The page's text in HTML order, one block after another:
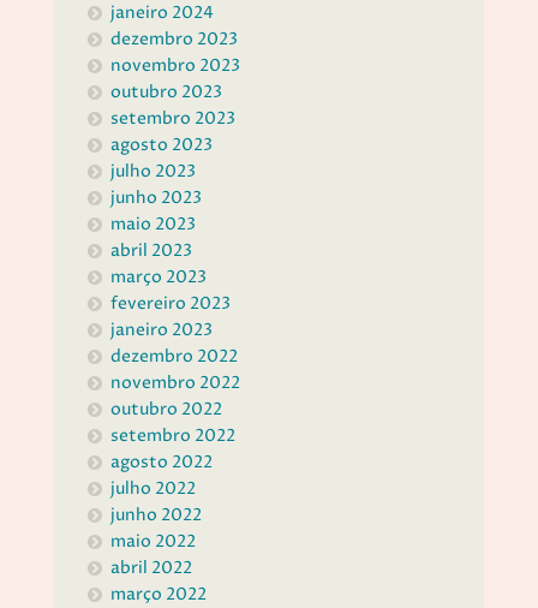
janeiro 2024
dezembro 2023
novembro 2023
outubro 2023
setembro 2023
agosto 2023
julho 2023
junho 2023
maio 2023
abril 2023
março 2023
fevereiro 2023
janeiro 2023
dezembro 2022
novembro 2022
outubro 2022
setembro 2022
agosto 2022
julho 2022
junho 2022
maio 2022
abril 2022
março 2022